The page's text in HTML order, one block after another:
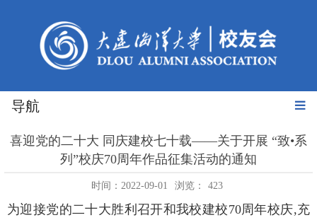
导航
喜迎党的二十大 同庆建校七十载——关于开展 “致•系
列”校庆70周年作品征集活动的通知
时间：2022-09-01 浏览： 423
为迎接党的二十大胜利召开和我校建校70周年校庆,充